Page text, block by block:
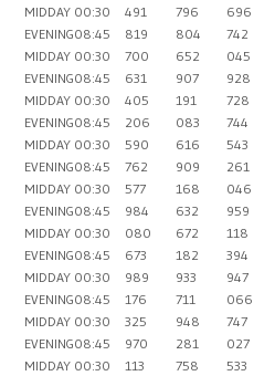
MIDDAY 00:30 491 796 696
EVENING08:45 819 804 742
MIDDAY 00:30 700 652 045
EVENING08:45 631 907 928
MIDDAY 00:30 405 191 728
EVENING08:45 206 083 744
MIDDAY 00:30 590 616 543
EVENING08:45 762 909 261
MIDDAY 00:30 577 168 046
EVENING08:45 984 632 959
MIDDAY 00:30 080 672 118
EVENING08:45 673 182 394
MIDDAY 00:30 989 933 947
EVENING08:45 176 711 066
MIDDAY 00:30 325 948 747
EVENING08:45 970 281 027
MIDDAY 00:30 113 758 533